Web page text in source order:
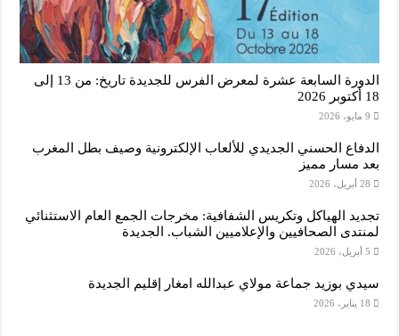
الدورة السابعة عشرة لمعرض الفرس للجديدة تاريخ: من 13 إلى
18 أكتوبر 2026
9 مايو، 2026
الدفاع الحسني الجديدي للألعاب الإلكترونية وصيف بطل المغرب
بعد مسار مميز
28 أبريل، 2026
تجديد الهياكل وتكريس الشفافية: مخرجات الجمع العام الاستثنائي
لمنتدى الصحافيين والإعلاميين الشباب. الجديدة
5 أبريل، 2026
سيدي بوزيد جماعة مولاي عبدالله امغار إقليم الجديدة
18 يناير، 2026